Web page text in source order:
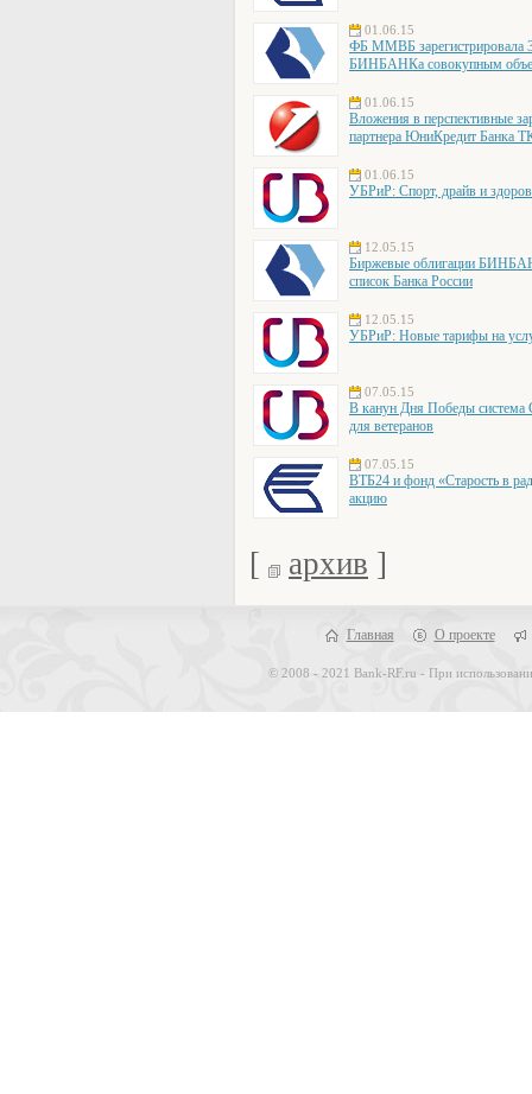
01.06.15
ФБ ММВБ зарегистрировала
БИНБАНКа совокупным
01.06.15
Вложения в перспективные
партнера ЮниКредит Банка
01.06.15
УБРиР: Спорт, драйв и
12.05.15
Биржевые облигации
список Банка России
12.05.15
УБРиР: Новые тарифы на
07.05.15
В канун Дня Победы
для ветеранов
07.05.15
ВТБ24 и фонд «Старость в
акцию
[ архив ]
Главная О проекте
© 2008 - 2021 Bank-RF.ru - При